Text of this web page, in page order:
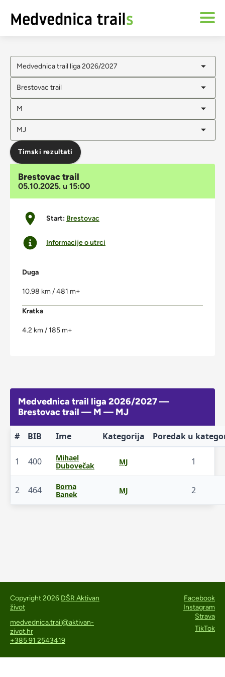
Medvednica trail liga 2026/2027
Brestovac trail
M
MJ
Timski rezultati
Brestovac trail
05.10.2025. u 15:00
Start: Brestovac
Informacije o utrci
Duga
10.98 km / 481 m+
Kratka
4.2 km / 185 m+
Medvednica trail liga 2026/2027 —
Brestovac trail — M — MJ
# BIB Ime Kategorija Poredak u
1 400
Mihael
Dubovečak
MJ 1
2 464
Borna
Banek
MJ 2
Copyright 2026 DŠR Aktivan
život
medvednica.trail@aktivan-
zivot.hr
+385 91 2543419
Facebook
Instagram
Strava
TikTok